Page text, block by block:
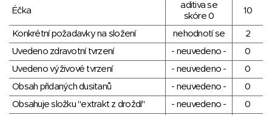
Éčka
aditiva se
skóre 0
10
Konkrétní požadavky na složení nehodnotí se
2
Uvedeno zdravotní tvrzení
- neuvedeno -
0
Uvedeno výživové tvrzení
- neuvedeno -
0
Obsah přidaných dusitanů
- neuvedeno -
0
Obsahuje složku "extrakt z droždí"
- neuvedeno -
0